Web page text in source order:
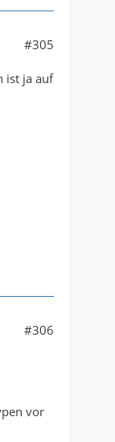
#305
ist ja auf
#306
vor